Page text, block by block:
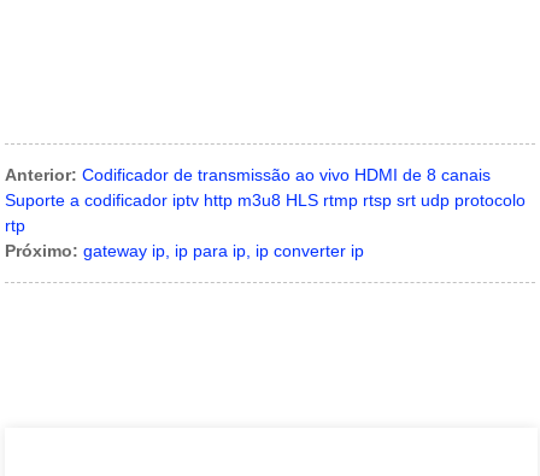
Anterior: Codificador de transmissão ao vivo HDMI de 8 canais
Suporte a codificador iptv http m3u8 HLS rtmp rtsp srt udp protocolo
rtp
Próximo: gateway ip, ip para ip, ip converter ip